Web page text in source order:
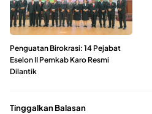
Penguatan Birokrasi: 14 Pejabat
Eselon II Pemkab Karo Resmi
Dilantik
Tinggalkan Balasan